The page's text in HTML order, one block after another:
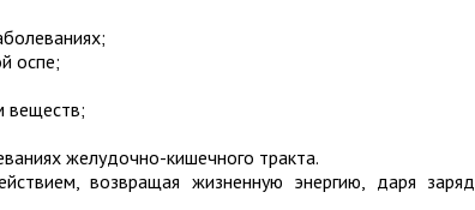
оспе;
веществ;
желудочно-кишечного тракта.
возвращая жизненную энергию, даря заряд